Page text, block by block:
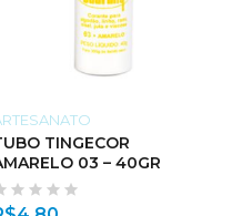
TINGECOR
03 – 40GR